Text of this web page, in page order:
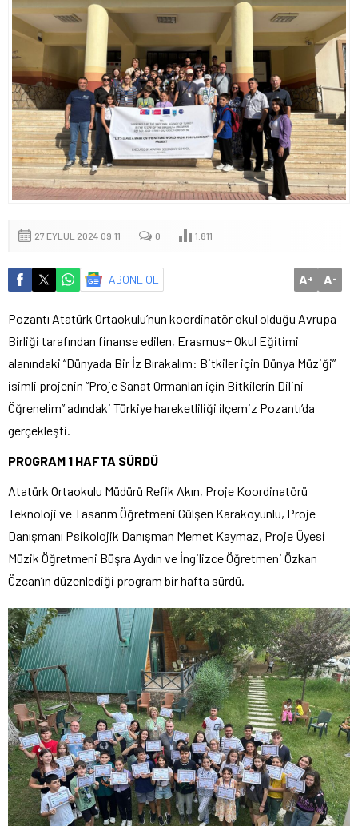
27 EYLÜL 2024 09:11 0 1.811
ABONE OL A+ A-
Pozantı Atatürk Ortaokulu’nun koordinatör okul olduğu Avrupa
Birliği tarafından finanse edilen, Erasmus+ Okul Eğitimi
alanındaki “Dünyada Bir İz Bırakalım: Bitkiler için Dünya Müziği”
isimli projenin “Proje Sanat Ormanları için Bitkilerin Dilini
Öğrenelim” adındaki Türkiye hareketliliği ilçemiz Pozantı’da
gerçekleşti.
PROGRAM 1 HAFTA SÜRDÜ
Atatürk Ortaokulu Müdürü Refik Akın, Proje Koordinatörü
Teknoloji ve Tasarım Öğretmeni Gülşen Karakoyunlu, Proje
Danışmanı Psikolojik Danışman Memet Kaymaz, Proje Üyesi
Müzik Öğretmeni Büşra Aydın ve İngilizce Öğretmeni Özkan
Özcan’ın düzenlediği program bir hafta sürdü.